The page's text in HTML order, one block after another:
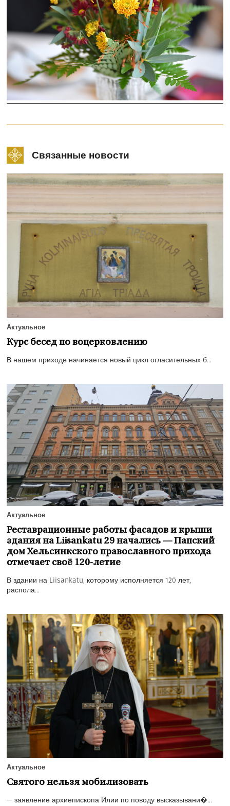
Связанные новости
Актуальное
Курс бесед по воцерковлению
В нашем приходе начинается новый цикл огласительных б...
Актуальное
Реставрационные работы фасадов и крыши
здания на Liisankatu 29 начались — Папский
дом Хельсинкского православного прихода
отмечает своё 120-летие
В здании на Liisankatu, которому исполняется 120 лет,
распола...
Актуальное
Святого нельзя мобилизовать
— заявление архиепископа Илии по поводу высказывани�...